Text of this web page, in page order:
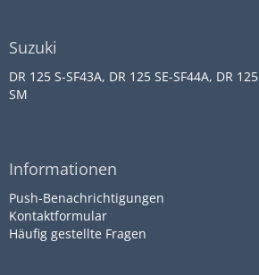
Suzuki
DR 125 S-SF43A, DR 125 SE-SF44A, DR 125
SM
Informationen
Push-Benachrichtigungen
Kontaktformular
Häufig gestellte Fragen